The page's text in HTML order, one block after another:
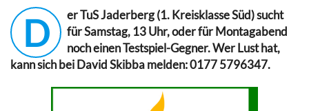
D
er TuS Jaderberg (1. Kreisklasse Süd) sucht
für Samstag, 13 Uhr, oder für Montagabend
noch einen Testspiel-Gegner. Wer Lust hat,
kann sich bei David Skibba melden: 0177 5796347.